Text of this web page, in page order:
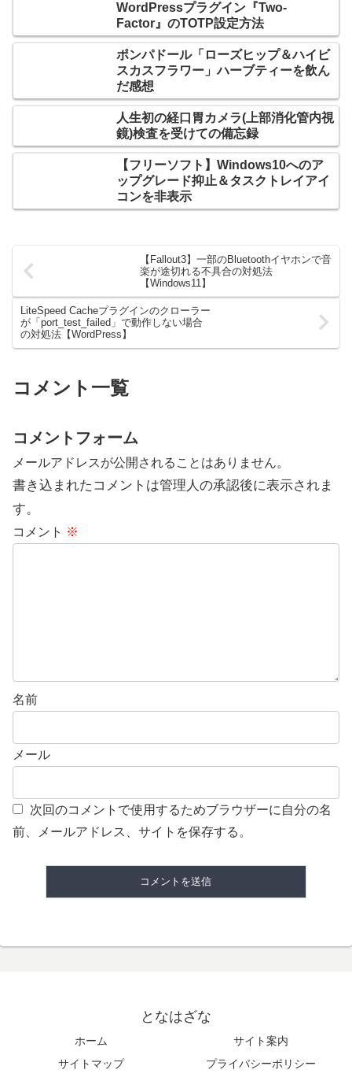
WordPressプラグイン『Two-
Factor』のTOTP設定方法
ポンパドール「ローズヒップ＆ハイビ
スカスフラワー」ハーブティーを飲ん
だ感想
人生初の経口胃カメラ(上部消化管内視
鏡)検査を受けての備忘録
【フリーソフト】Windows10へのア
ップグレード抑止＆タスクトレイアイ
コンを非表示
【Fallout3】一部のBluetoothイヤホンで音
楽が途切れる不具合の対処法
【Windows11】
LiteSpeed Cacheプラグインのクローラー
が「port_test_failed」で動作しない場合
の対処法【WordPress】
コメント一覧
コメントフォーム
メールアドレスが公開されることはありません。
書き込まれたコメントは管理人の承認後に表示されま
す。
コメント ※
名前
メール
次回のコメントで使用するためブラウザーに自分の名
前、メールアドレス、サイトを保存する。
となはざな
ホーム
サイト案内
サイトマップ
プライバシーポリシー